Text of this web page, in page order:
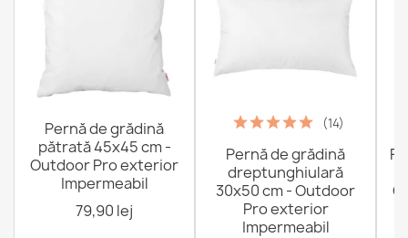
Pernă de grădină
pătrată 45x45 cm -
Outdoor Pro exterior
Impermeabil
79,90 lej
(14)
Pernă de grădină
dreptunghiulară
30x50 cm - Outdoor
Pro exterior
Impermeabil